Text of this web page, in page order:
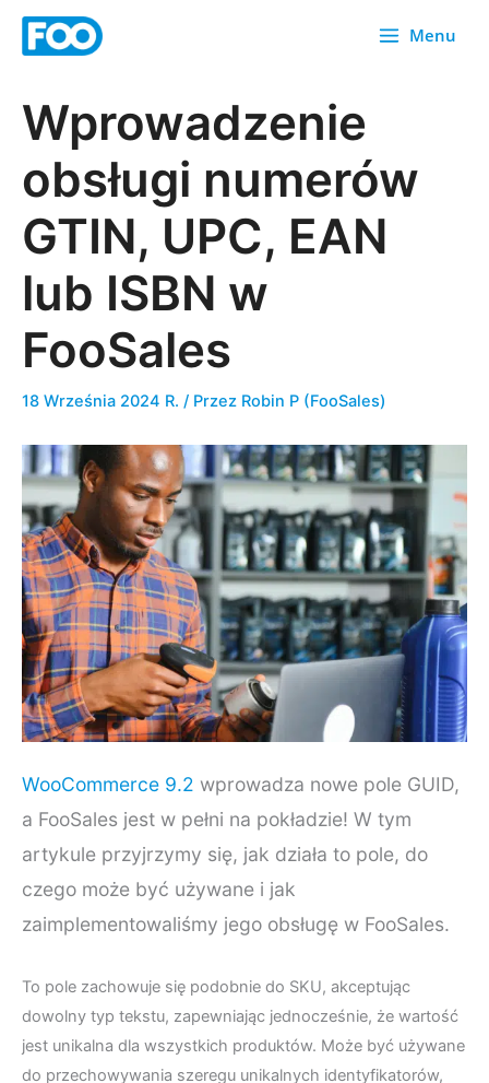
Przejdź
Menu
Wprowadzenie
obsługi numerów
GTIN, UPC, EAN
lub ISBN w
FooSales
18 Września 2024 R. / Przez Robin P (FooSales)
WooCommerce 9.2 wprowadza nowe pole GUID,
a FooSales jest w pełni na pokładzie! W tym
artykule przyjrzymy się, jak działa to pole, do
czego może być używane i jak
zaimplementowaliśmy jego obsługę w FooSales.
To pole zachowuje się podobnie do SKU, akceptując
dowolny typ tekstu, zapewniając jednocześnie, że wartość
jest unikalna dla wszystkich produktów. Może być używane
do przechowywania szeregu unikalnych identyfikatorów,